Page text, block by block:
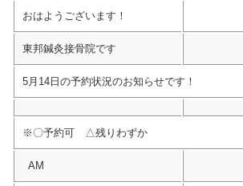
おはようございます！
東邦鍼灸接骨院です
5月14日の予約状況のお知らせです！
※〇予約可 △残りわずか
AM